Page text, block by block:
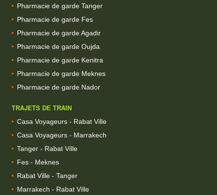
Pharmacie de garde Tanger
Pharmacie de garde Fes
Pharmacie de garde Agadir
Pharmacie de garde Oujda
Pharmacie de garde Kenitra
Pharmacie de garde Meknes
Pharmacie de garde Nador
TRAJETS DE TRAIN
Casa Voyageurs - Rabat Ville
Casa Voyageurs - Marrakech
Tanger - Rabat Ville
Fes - Meknes
Rabat Ville - Tanger
Marrakech - Rabat Ville